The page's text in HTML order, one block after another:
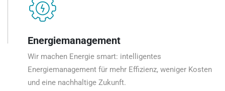
Energiemanagement
Wir machen Energie smart: intelligentes
Energiemanagement für mehr Effizienz, weniger Kosten
und eine nachhaltige Zukunft.